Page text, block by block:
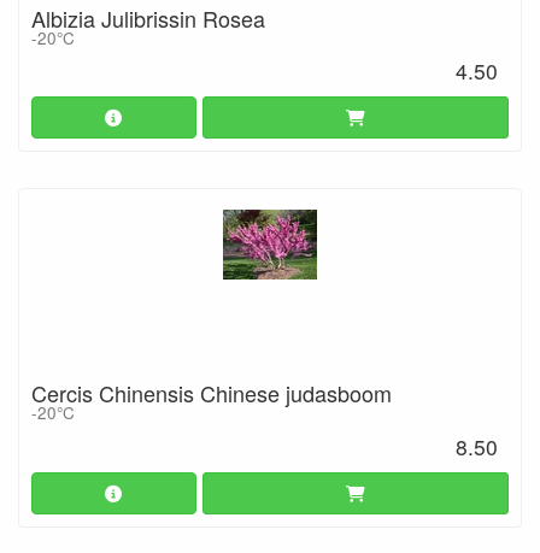
Albizia Julibrissin Rosea
-20°C
4.50
Cercis Chinensis Chinese judasboom
-20°C
8.50